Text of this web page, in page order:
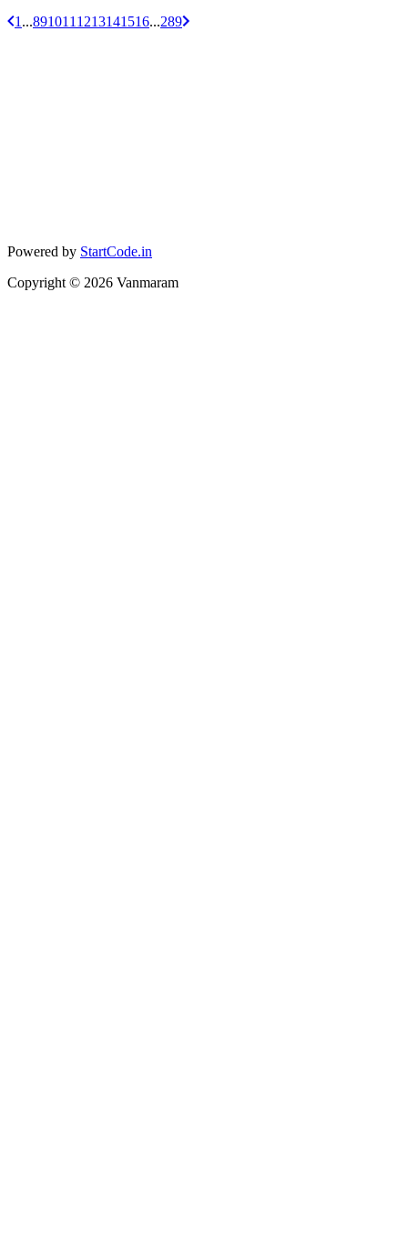
1 ...891011 1213141516...289
Powered by StartCode.in
Copyright © 2026 Vanmaram